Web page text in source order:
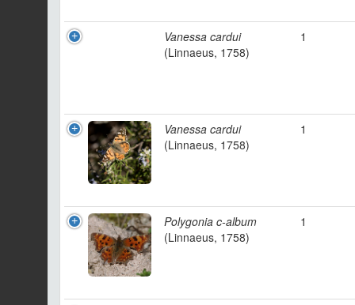
Vanessa cardui
(Linnaeus, 1758)
1
Vanessa cardui
(Linnaeus, 1758)
1
Polygonia c-album
(Linnaeus, 1758)
1